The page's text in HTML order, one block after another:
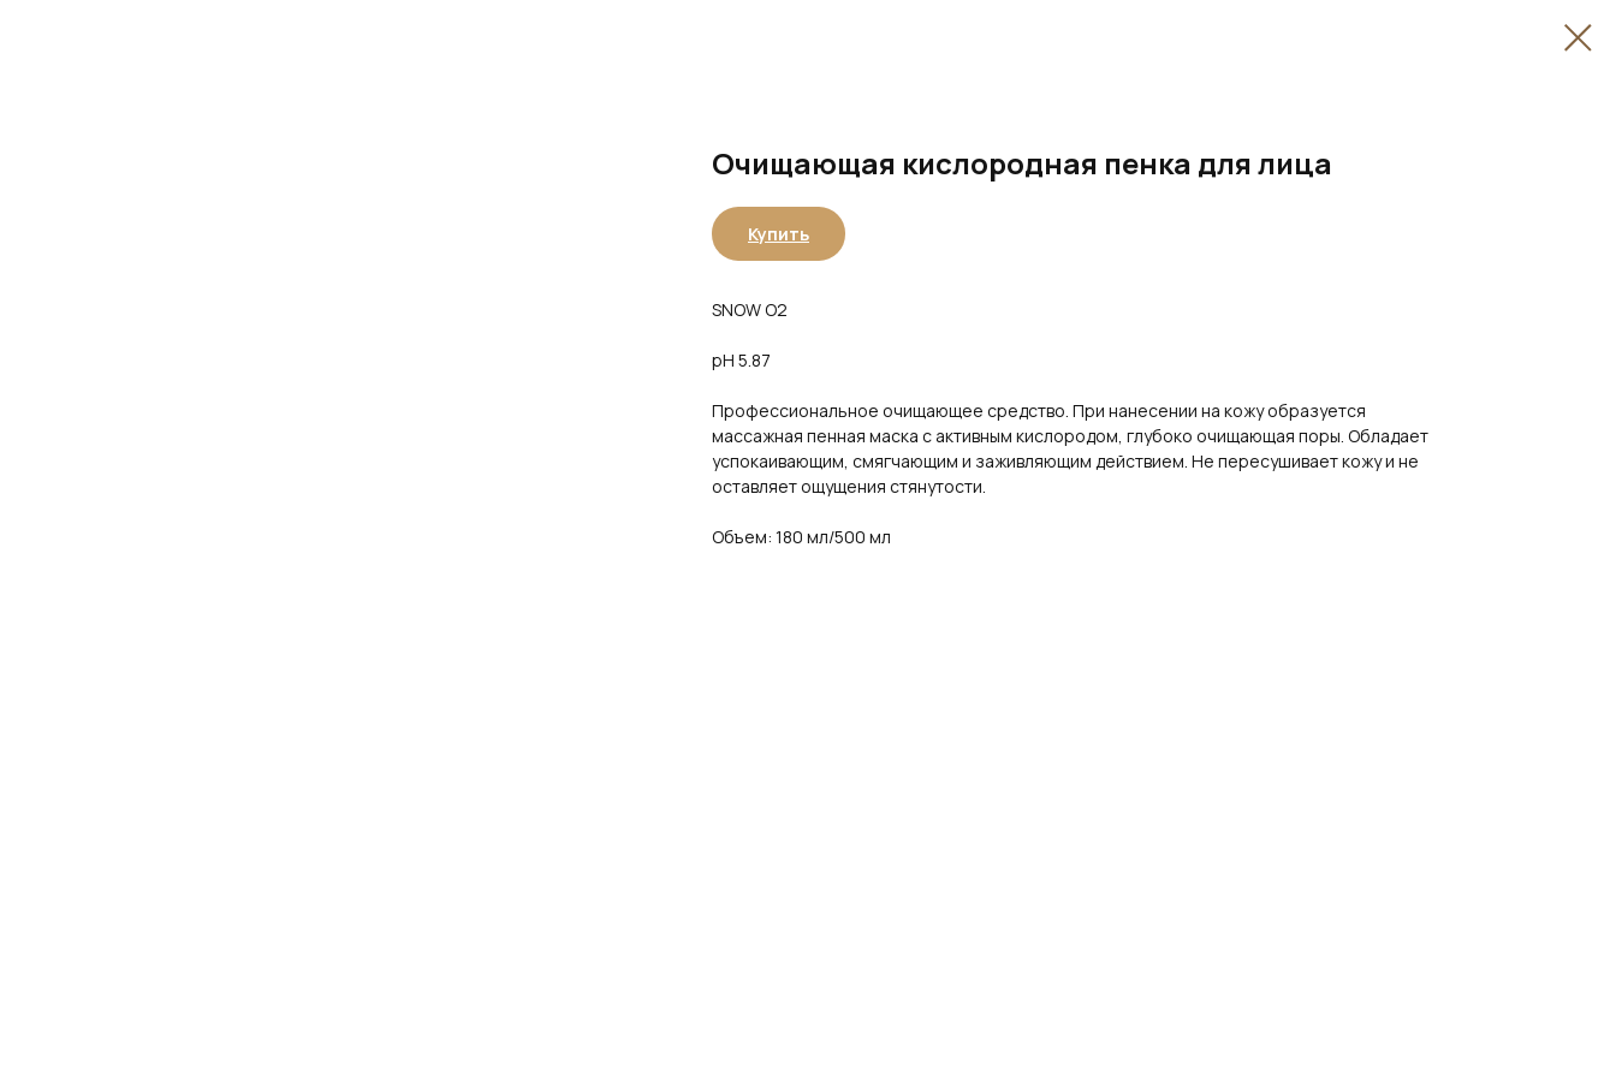
Очищающая кислородная пенка для лица
Купить
SNOW O2
pH 5.87
Профессиональное очищающее средство. При нанесении на кожу образуется
массажная пенная маска с активным кислородом, глубоко очищающая поры. Обладает
успокаивающим, смягчающим и заживляющим действием. Не пересушивает кожу и не
оставляет ощущения стянутости.
Объем: 180 мл/500 мл